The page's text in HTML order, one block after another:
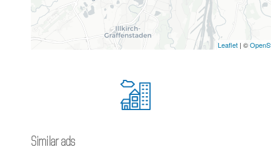
Leaflet | ©
Similar ads